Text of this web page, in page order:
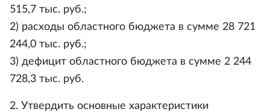
515,7 тыс. руб.;
2) расходы областного бюджета в сумме 28 721
244,0 тыс. руб.;
3) дефицит областного бюджета в сумме 2 244
728,3 тыс. руб.
2. Утвердить основные характеристики